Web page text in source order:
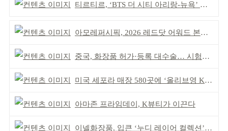
티르티르, ‘BTS 더 시티 아리랑-뉴욕’ 참여
아모레퍼시픽, 2026 레드닷 어워드 본상 2개 수상
중국, 화장품 허가·등록 대수술… 시험자료 공용 허용
미국 세포라 매장 580곳에 ‘올리브영 K뷰티에딧’ 론칭
아마존 프라임데이, K뷰티가 이끈다
이넬화장품, 입큰 ‘누디 레이어 컬렉션’ 출시